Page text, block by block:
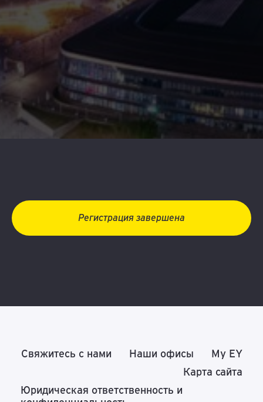
Регистрация завершена
Свяжитесь с нами Наши офисы
My EY
Карта сайта
Юридическая ответственность и